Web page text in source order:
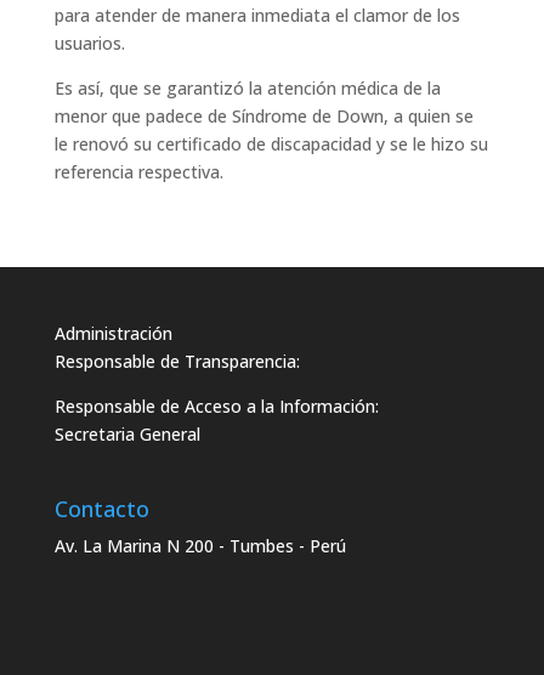
para atender de manera inmediata el clamor de los
usuarios.
Es así, que se garantizó la atención médica de la
menor que padece de Síndrome de Down, a quien se
le renovó su certificado de discapacidad y se le hizo su
referencia respectiva.
Administración
Responsable de Transparencia:
Responsable de Acceso a la Información:
Secretaria General
Contacto
Av. La Marina N 200 - Tumbes - Perú